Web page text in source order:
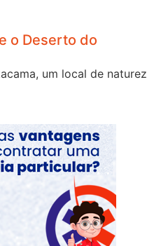
o Deserto do
um local de naturez